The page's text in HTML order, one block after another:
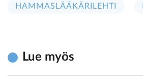
HAMMASLÄÄKÄRILEHTI
Lue myös